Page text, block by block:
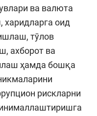
ва валюта
харидларга оид
тўлов
ахборот ва
ҳамда бошқа
рискларни